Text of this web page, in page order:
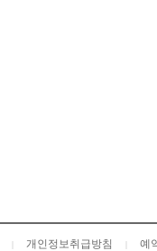
개인정보취급방침 예